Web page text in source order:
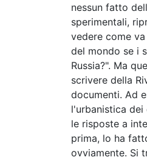
nessun fatto
sperimentali,
vedere come
del mondo se i
Russia?". Ma
scrivere della
documenti. Ad
l'urbanistica
le risposte a
prima, lo ha
ovviamente. Si